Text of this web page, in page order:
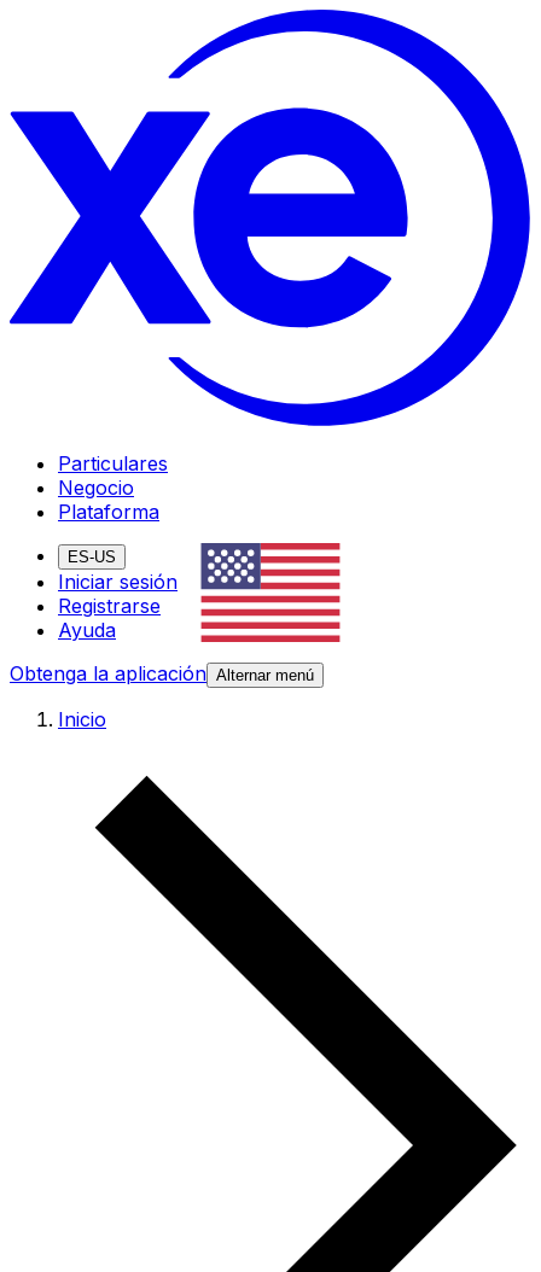
Particulares
Negocio
Plataforma
ES-US
Iniciar sesión
Registrarse
Ayuda
Obtenga la aplicación Alternar menú
Inicio